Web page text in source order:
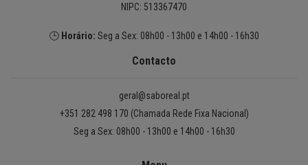
NIPC: 513367470
🕒 Horário: Seg a Sex: 08h00 - 13h00 e 14h00 - 16h30
Contacto
geral@saboreal.pt
+351 282 498 170 (Chamada Rede Fixa Nacional)
Seg a Sex: 08h00 - 13h00 e 14h00 - 16h30